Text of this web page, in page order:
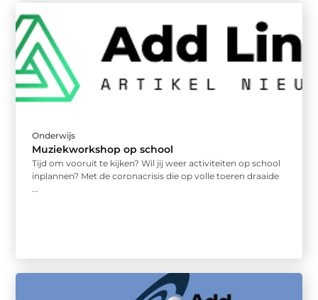
Onderwijs
Muziekworkshop op school
Tijd om vooruit te kijken? Wil jij weer activiteiten op school
inplannen? Met de coronacrisis die op volle toeren draaide
...